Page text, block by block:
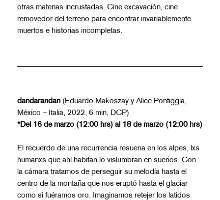
otras materias incrustadas. Cine excavación, cine
removedor del terreno para encontrar invariablemente
muertos e historias incompletas.
dandarandan (Eduardo Makoszay y Alice Pontiggia,
México – Italia, 2022, 6 min, DCP)
*Del 16 de marzo (12:00 hrs) al 18 de marzo (12:00 hrs)
El recuerdo de una recurrencia resuena en los alpes, lxs
humanxs que ahí habitan lo vislumbran en sueños. Con
la cámara tratamos de perseguir su melodía hasta el
centro de la montaña que nos eruptó hasta el glaciar
como si fuéramos oro. Imaginamos retejer los latidos